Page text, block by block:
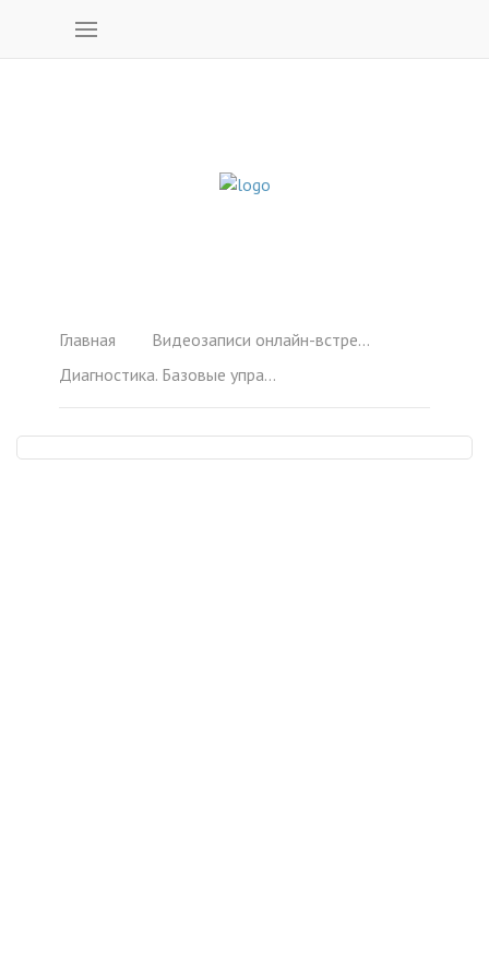
Главная
Видеозаписи онлайн-встреч 1-6
Диагностика. Базовые упражнения. Прямой эфир: 26 нояб. 2021 г.